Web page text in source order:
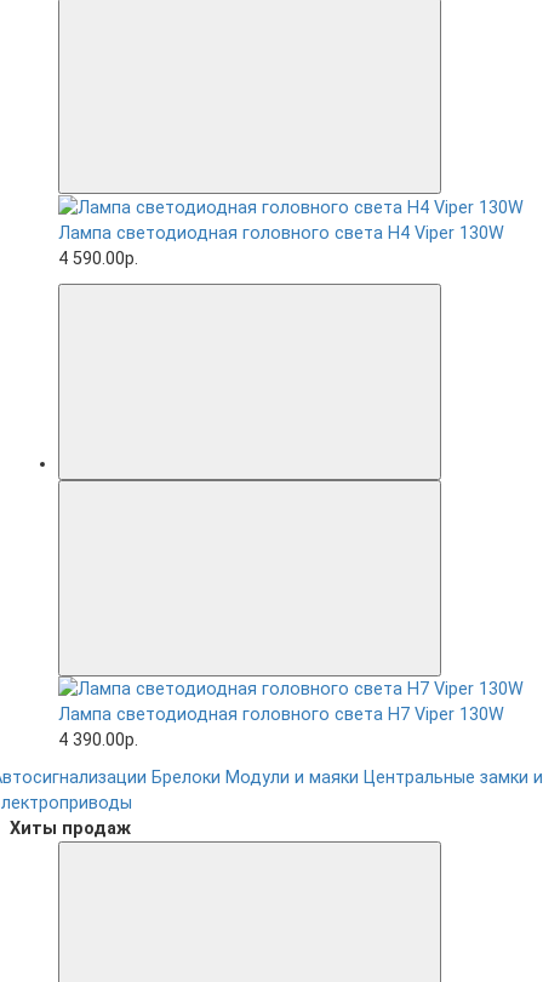
Лампа светодиодная головного света H4 Viper 130W
4 590.00р.
Лампа светодиодная головного света H7 Viper 130W
4 390.00р.
Брелоки Модули и маяки Центральные замки и
Хиты продаж